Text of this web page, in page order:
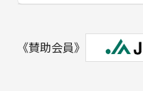
《賛助会員》